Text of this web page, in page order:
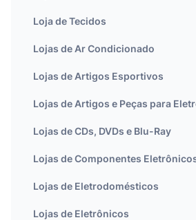
Loja de Tecidos
Lojas de Ar Condicionado
Lojas de Artigos Esportivos
Lojas de Artigos e Peças para
Lojas de CDs, DVDs e Blu-Ray
Lojas de Componentes
Lojas de Eletrodomésticos
Lojas de Eletrônicos